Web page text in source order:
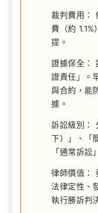
裁判費用：
費（約
提。
證據保全：
證責任」。
與合約，能
據。
訴訟級別：
下）」、「
「通常訴訟
律師價值：
法律定性、
執行勝訴判